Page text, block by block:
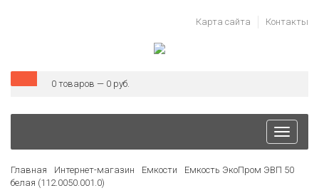
Карта сайта Контакты
0 товаров — 0 руб.
Toggle
Главная Интернет-магазин Емкости
Емкость ЭкоПром ЭВП 50
белая (112.0050.001.0)